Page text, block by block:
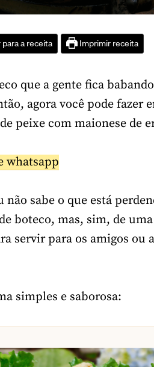
para a receita Imprimir receita
que a gente fica
agora você pode fazer
peixe com maionese de
whatsapp
sabe o que está
boteco, mas, sim, de
servir para os amigos ou
simples e saborosa: